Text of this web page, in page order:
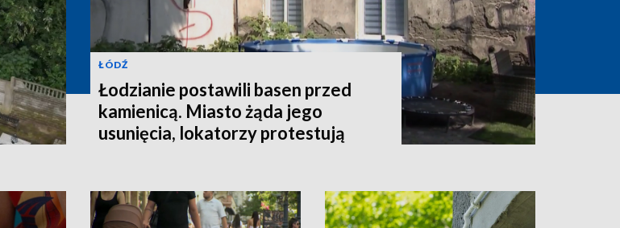
ŁÓDŹ
Łodzianie postawili basen przed
kamienicą. Miasto żąda jego
usunięcia, lokatorzy protestują